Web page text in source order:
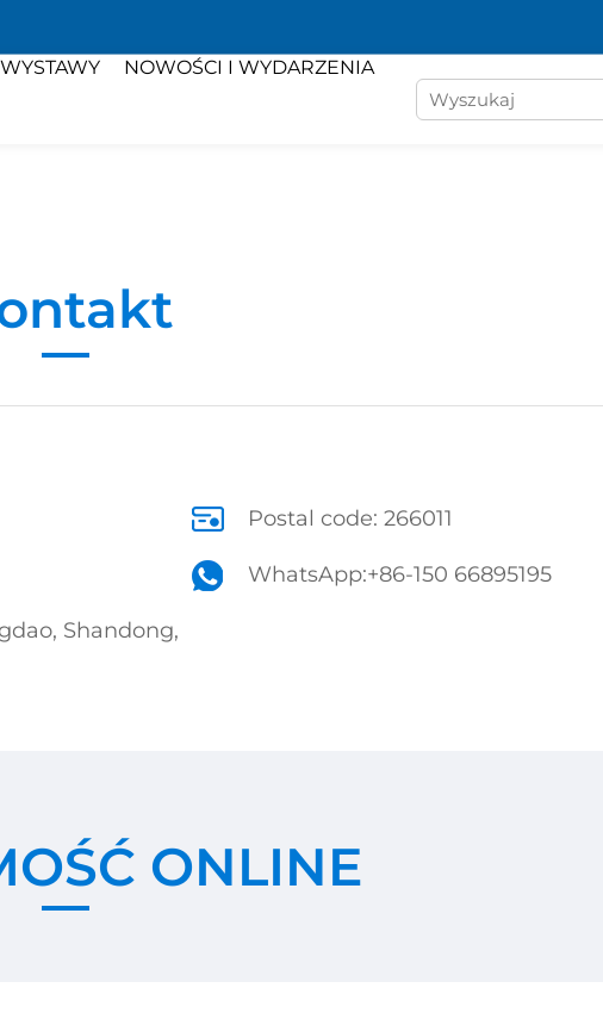
WYSTAWY NOWOŚCI I WYDARZENIA
Postal code: 266011
WhatsApp:+86-150 66895195
Shandong,
ONLINE